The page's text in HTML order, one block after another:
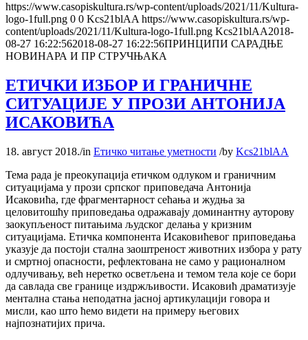
https://www.casopiskultura.rs/wp-content/uploads/2021/11/Kultura-
logo-1full.png 0 0 Kcs21blAA https://www.casopiskultura.rs/wp-
content/uploads/2021/11/Kultura-logo-1full.png Kcs21blAA2018-
08-27 16:22:562018-08-27 16:22:56ПРИНЦИПИ САРАДЊЕ
НОВИНАРА И ПР СТРУЧЊАКА
ЕТИЧКИ ИЗБОР И ГРАНИЧНЕ
СИТУАЦИЈЕ У ПРОЗИ АНТОНИЈА
ИСАКОВИЋА
18. август 2018./in Етичко читање уметности /by Kcs21blAA
Тема рада је преокупација етичком одлуком и граничним
ситуацијама у прози српског приповедача Антонија
Исаковића, где фрагментарност сећања и жудња за
целовитошћу приповедања одражавају доминантну ауторову
заокупљеност питањима људског делања у кризним
ситуацијама. Етичка компонента Исаковићевог приповедања
указује да постоји стална заоштреност животних избора у рату
и смртној опасности, рефлектована не само у рационалном
одлучивању, већ неретко осветљена и темом тела које се бори
да савлада све границе издржљивости. Исаковић драматизује
ментална стања неподатна јасној артикулацији говора и
мисли, као што ћемо видети на примеру његових
најпознатијих прича.